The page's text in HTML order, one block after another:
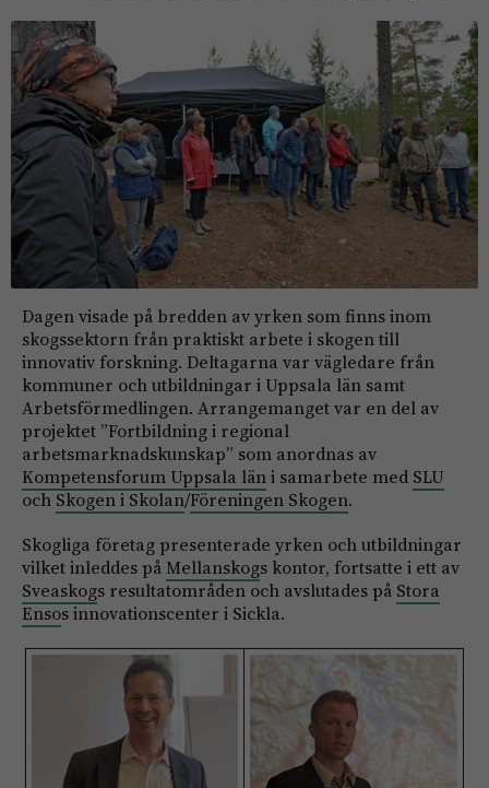
Dagen visade på bredden av yrken som finns inom
skogssektorn från praktiskt arbete i skogen till
innovativ forskning. Deltagarna var vägledare från
kommuner och utbildningar i Uppsala län samt
Arbetsförmedlingen. Arrangemanget var en del av
projektet ”Fortbildning i regional
arbetsmarknadskunskap” som anordnas av
Kompetensforum Uppsala läni samarbete med SLU
och Skogen i Skolan/Föreningen Skogen.
Skogliga företag presenterade yrken och utbildningar
vilket inleddes på Mellanskogs kontor, fortsatte i ett av
Sveaskogs resultatområden och avslutades på Stora
Ensos innovationscenter i Sickla.